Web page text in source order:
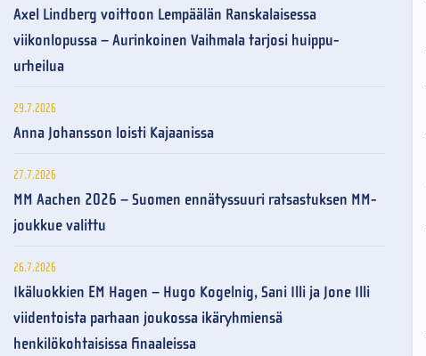
Axel Lindberg voittoon Lempäälän Ranskalaisessa
viikonlopussa – Aurinkoinen Vaihmala tarjosi huippu-
urheilua
29.7.2026
Anna Johansson loisti Kajaanissa
27.7.2026
MM Aachen 2026 – Suomen ennätyssuuri ratsastuksen MM-
joukkue valittu
26.7.2026
Ikäluokkien EM Hagen – Hugo Kogelnig, Sani Illi ja Jone Illi
viidentoista parhaan joukossa ikäryhmiensä
henkilökohtaisissa finaaleissa